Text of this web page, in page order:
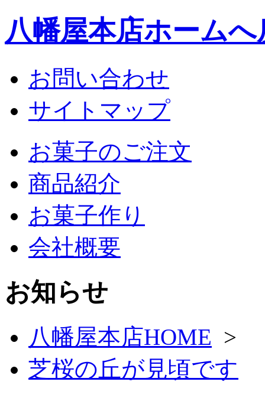
八幡屋本店ホームへ
お問い合わせ
サイトマップ
お菓子のご注文
商品紹介
お菓子作り
会社概要
お知らせ
八幡屋本店HOME >
芝桜の丘が見頃です